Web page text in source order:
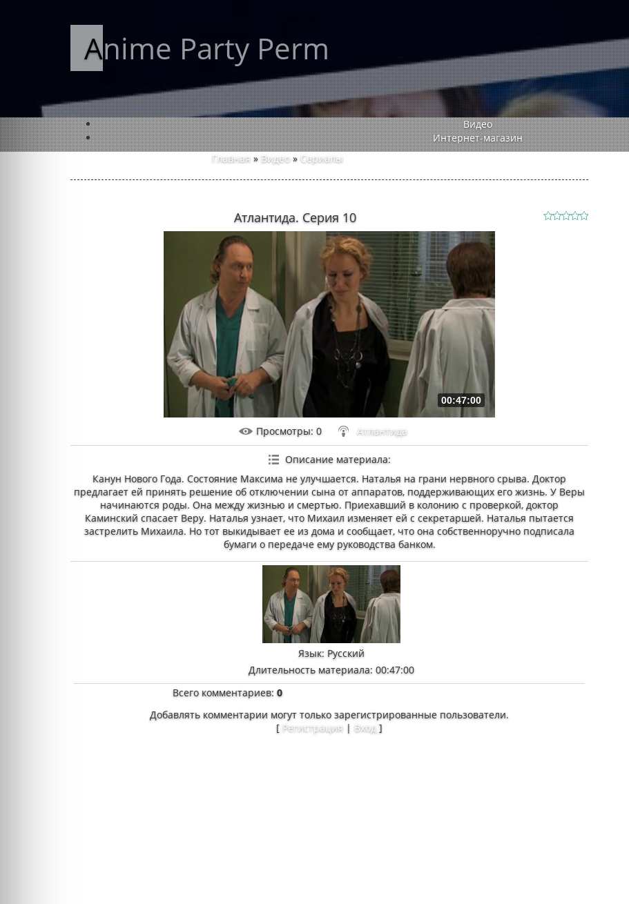
Anime Party Perm
Видео
Интернет-магазин
Главная » Видео » Сериалы
Атлантида. Серия 10
00:47:00
Просмотры: 0 Атлантида
Описание материала:
Канун Нового Года. Состояние Максима не улучшается. Наталья на грани нервного срыва. Доктор
предлагает ей принять решение об отключении сына от аппаратов, поддерживающих его жизнь. У Веры
начинаются роды. Она между жизнью и смертью. Приехавший в колонию с проверкой, доктор
Каминский спасает Веру. Наталья узнает, что Михаил изменяет ей с секретаршей. Наталья пытается
застрелить Михаила. Но тот выкидывает ее из дома и сообщает, что она собственноручно подписала
бумаги о передаче ему руководства банком.
Язык: Русский
Длительность материала: 00:47:00
Всего комментариев:0
Добавлять комментарии могут только зарегистрированные пользователи.
[ Регистрация | Вход ]